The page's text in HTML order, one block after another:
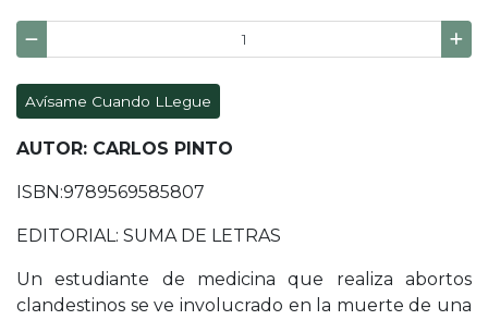
Avísame Cuando LLegue
AUTOR: CARLOS PINTO
ISBN:9789569585807
EDITORIAL: SUMA DE LETRAS
Un estudiante de medicina que realiza abortos
clandestinos se ve involucrado en la muerte de una